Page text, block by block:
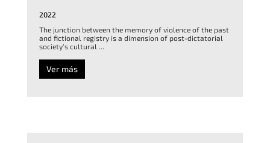
2022
The junction between the memory of violence of the past
and fictional registry is a dimension of post-dictatorial
society’s cultural ...
Ver más